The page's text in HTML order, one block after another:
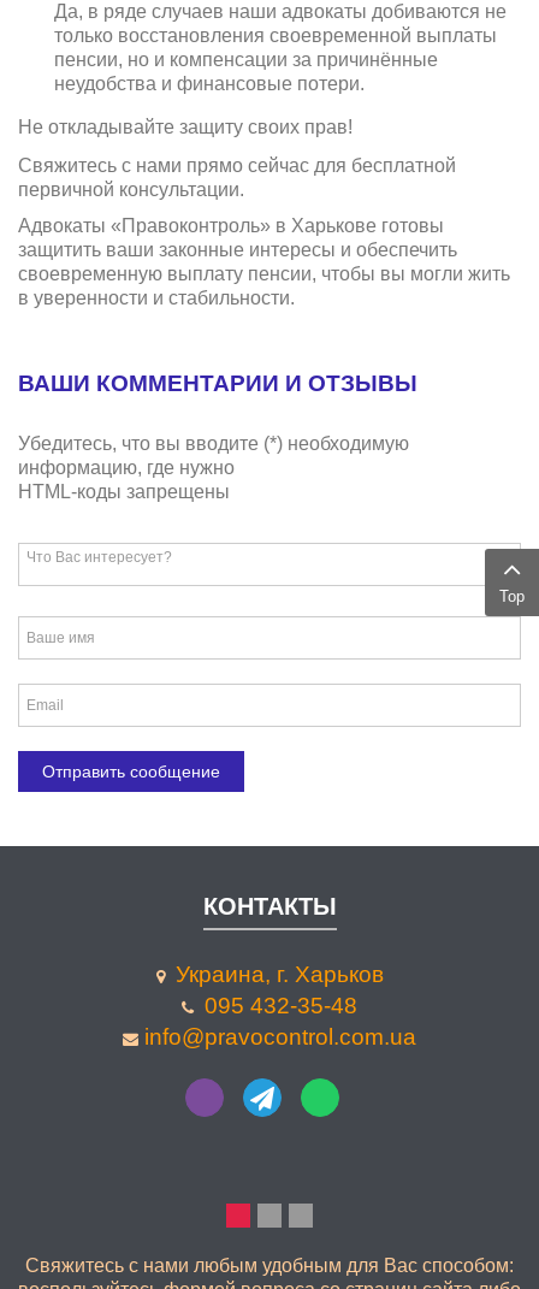
Да, в ряде случаев наши адвокаты добиваются не
только восстановления своевременной выплаты
пенсии, но и компенсации за причинённые
неудобства и финансовые потери.
Не откладывайте защиту своих прав!
Свяжитесь с нами прямо сейчас для бесплатной
первичной консультации.
Адвокаты «Правоконтроль» в Харькове готовы
защитить ваши законные интересы и обеспечить
своевременную выплату пенсии, чтобы вы могли жить
в уверенности и стабильности.
ВАШИ КОММЕНТАРИИ И ОТЗЫВЫ
Убедитесь, что вы вводите (*) необходимую
информацию, где нужно
HTML-коды запрещены
КОНТАКТЫ
Украина, г. Харьков
095 432-35-48
info@pravocontrol.com.ua
Свяжитесь с нами любым удобным для Вас способом:
Top